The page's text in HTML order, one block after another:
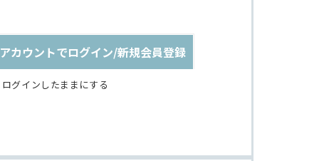
カウントでログイン/新規会員登録
ログインしたままにする